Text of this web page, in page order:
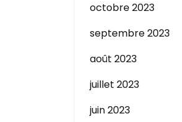
octobre 2023
septembre 2023
août 2023
juillet 2023
juin 2023